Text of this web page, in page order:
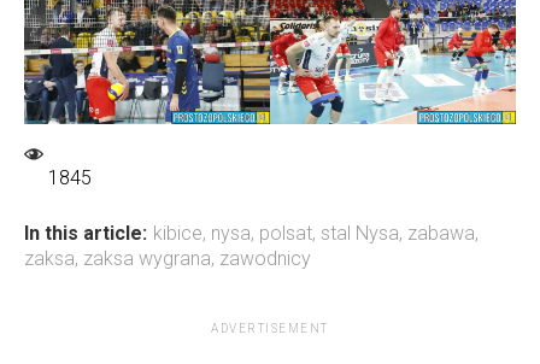
1845
In this article: kibice, nysa, polsat, stal Nysa, zabawa,
zaksa, zaksa wygrana, zawodnicy
ADVERTISEMENT